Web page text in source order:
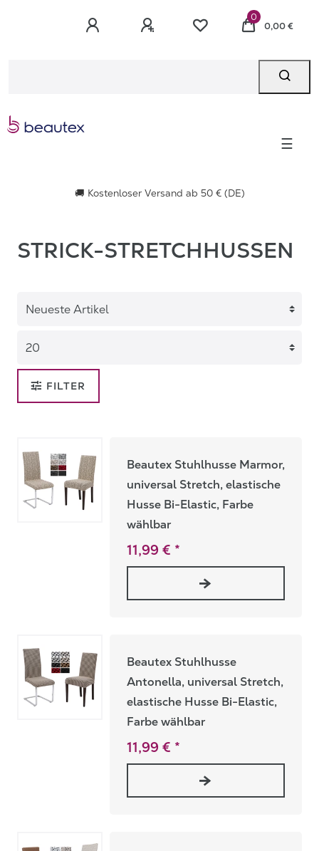
0
0,00 €
☰
🚚 Kostenloser Versand ab 50 € (DE)
STRICK-STRETCHHUSSEN
FILTER
Beautex Stuhlhusse Marmor,
universal Stretch, elastische
Husse Bi-Elastic, Farbe
wählbar
11,99 € *
Beautex Stuhlhusse
Antonella, universal Stretch,
elastische Husse Bi-Elastic,
Farbe wählbar
11,99 € *